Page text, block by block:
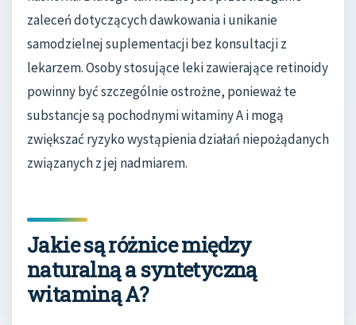
zaleceń dotyczących dawkowania i unikanie
samodzielnej suplementacji bez konsultacji z
lekarzem. Osoby stosujące leki zawierające retinoidy
powinny być szczególnie ostrożne, ponieważ te
substancje są pochodnymi witaminy A i mogą
zwiększać ryzyko wystąpienia działań niepożądanych
związanych z jej nadmiarem.
Jakie są różnice między
naturalną a syntetyczną
witaminą A?